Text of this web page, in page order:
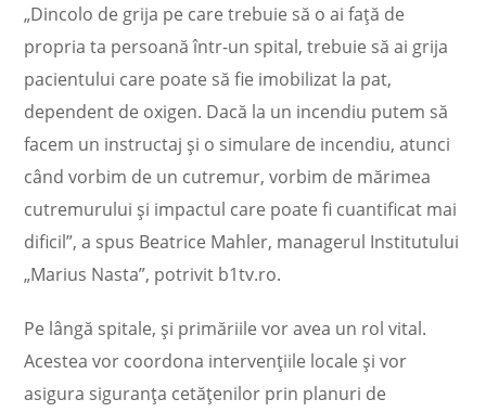
„Dincolo de grija pe care trebuie să o ai față de
propria ta persoană într-un spital, trebuie să ai grija
pacientului care poate să fie imobilizat la pat,
dependent de oxigen. Dacă la un incendiu putem să
facem un instructaj și o simulare de incendiu, atunci
când vorbim de un cutremur, vorbim de mărimea
cutremurului și impactul care poate fi cuantificat mai
dificil”, a spus Beatrice Mahler, managerul Institutului
„Marius Nasta”, potrivit b1tv.ro.
Pe lângă spitale, și primăriile vor avea un rol vital.
Acestea vor coordona intervențiile locale și vor
asigura siguranța cetățenilor prin planuri de